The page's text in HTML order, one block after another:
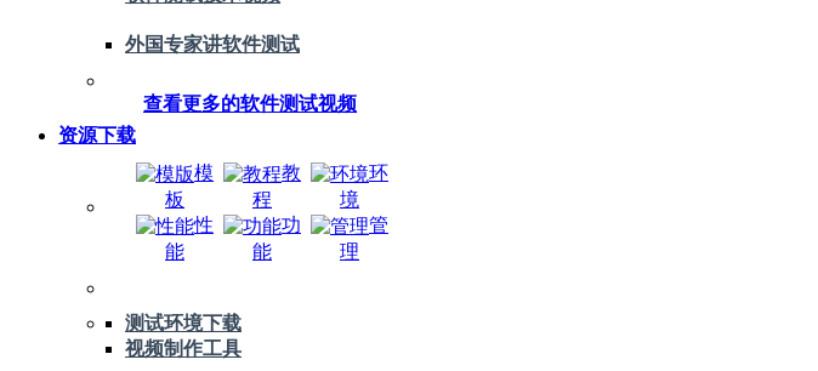
外国专家讲软件测试
查看更多的软件测试视频
资源下载
模
板
教
程
环
境
性
能
功
能
管
理
测试环境下载
视频制作工具